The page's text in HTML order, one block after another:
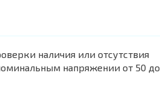
наличия или отсутствия
напряжении от 50 до